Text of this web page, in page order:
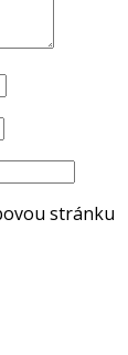
stránku